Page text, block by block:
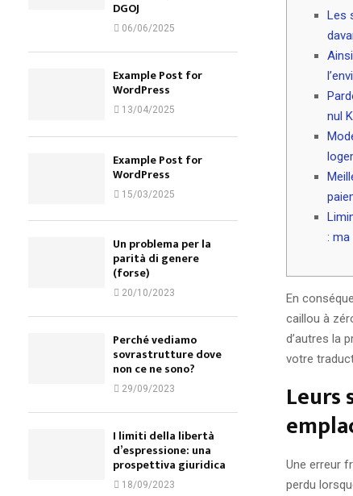
Les
nul
:
En
caillou à
d’autres la
votre
Leurs
Une erreur
perdu
DGOJ
06/06/2025
Example Post for
WordPress
13/04/2025
Example Post for
WordPress
15/03/2025
Un problema per la
parità di genere
(forse)
20/10/2023
Perché vediamo
sovrastrutture dove
non ce ne sono?
29/09/2023
I limiti della libertà
d’espressione: una
prospettiva giuridica
18/09/2023